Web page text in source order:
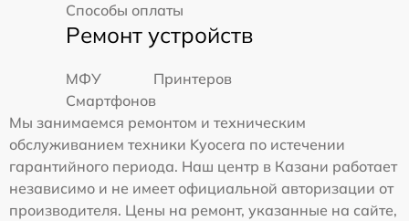
Способы оплаты
Ремонт устройств
МФУ
Принтеров
Смартфонов
Мы занимаемся ремонтом и техническим
обслуживанием техники Kyocera по истечении
гарантийного периода. Наш центр в Казани работает
независимо и не имеет официальной авторизации от
производителя. Цены на ремонт, указанные на сайте,